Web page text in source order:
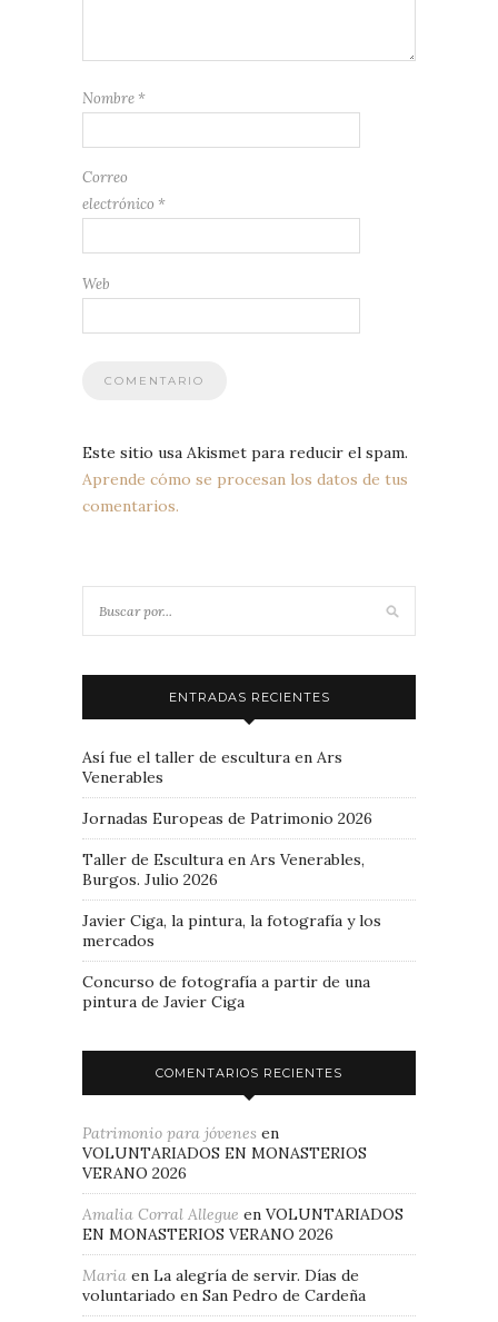
Nombre *
Correo
electrónico *
Web
Este sitio usa Akismet para reducir el spam.
Aprende cómo se procesan los datos de tus
comentarios.
ENTRADAS RECIENTES
Así fue el taller de escultura en Ars
Venerables
Jornadas Europeas de Patrimonio 2026
Taller de Escultura en Ars Venerables,
Burgos. Julio 2026
Javier Ciga, la pintura, la fotografía y los
mercados
Concurso de fotografía a partir de una
pintura de Javier Ciga
COMENTARIOS RECIENTES
Patrimonio para jóvenes en
VOLUNTARIADOS EN MONASTERIOS
VERANO 2026
Amalia Corral Allegue en VOLUNTARIADOS
EN MONASTERIOS VERANO 2026
Maria en La alegría de servir. Días de
voluntariado en San Pedro de Cardeña